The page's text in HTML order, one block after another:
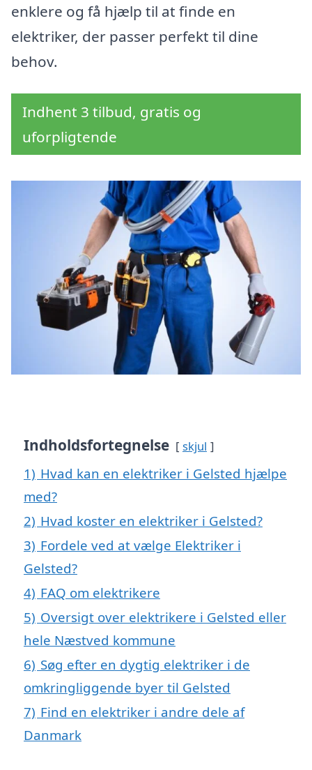
enklere og få hjælp til at finde en
elektriker, der passer perfekt til dine
behov.
Indhent 3 tilbud, gratis og
uforpligtende
Indholdsfortegnelse skjul
1) Hvad kan en elektriker i Gelsted hjælpe
med?
2) Hvad koster en elektriker i Gelsted?
3) Fordele ved at vælge Elektriker i
Gelsted?
4) FAQ om elektrikere
5) Oversigt over elektrikere i Gelsted eller
hele Næstved kommune
6) Søg efter en dygtig elektriker i de
omkringliggende byer til Gelsted
7) Find en elektriker i andre dele af
Danmark